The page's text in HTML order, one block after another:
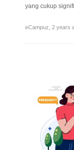
yang cukup
eCampuz 2 years